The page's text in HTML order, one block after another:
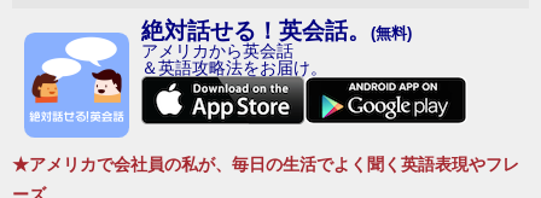
絶対話せる！英会話。 (無料)
アメリカから英会話
＆英語攻略法をお届け。
★アメリカで会社員の私が、毎日の生活でよく聞く英語表現やフレ